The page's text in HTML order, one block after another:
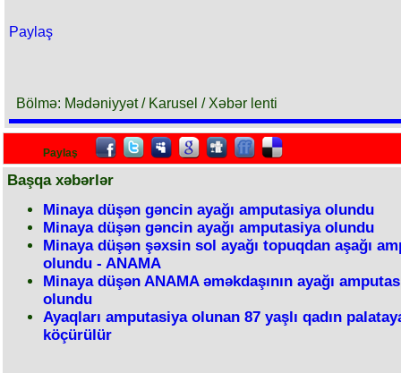
Paylaş
Bölmə: Mədəniyyət / Karusel / Xəbər lenti
Paylaş
Başqa xəbərlər
Minaya düşən gəncin ayağı amputasiya olundu
Minaya düşən gəncin ayağı amputasiya olundu
Minaya düşən şəxsin sol ayağı topuqdan aşağı
olundu - ANAMA
Minaya düşən ANAMA əməkdaşının ayağı
olundu
Ayaqları amputasiya olunan 87 yaşlı qadın
köçürülür